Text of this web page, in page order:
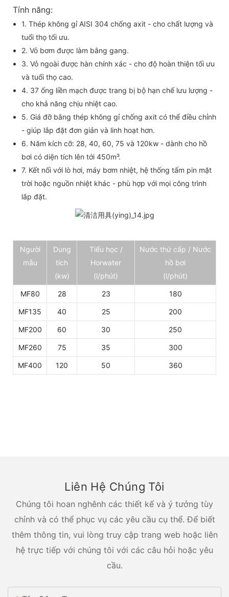
Tính năng:
1. Thép không gỉ AISI 304 chống axit - cho chất lượng và
tuổi thọ tối ưu.
2. Vỏ bơm được làm bằng gang.
3. Vỏ ngoài được hàn chính xác - cho độ hoàn thiện tối ưu
và tuổi thọ cao.
4. 37 ống liền mạch được trang bị bộ hạn chế lưu lượng -
cho khả năng chịu nhiệt cao.
5. Giá đỡ bằng thép không gỉ chống axit có thể điều chỉnh
- giúp lắp đặt đơn giản và linh hoạt hơn.
6. Năm kích cỡ: 28, 40, 60, 75 và 120kw - dành cho hồ
bơi có diện tích lên tới 450m³.
7. Kết nối với lò hơi, máy bơm nhiệt, hệ thống tấm pin mặt
trời hoặc nguồn nhiệt khác - phù hợp với mọi công trình
lắp đặt.
Người
mẫu
Dung
tích
(kw)
Tiểu học /
Horwater
(l/phút)
Nước thứ cấp / Nước
hồ bơi
(l/phút)
MF80 28 23 180
MF135 40 25 200
MF200 60 30 250
MF260 75 35 300
MF400 120 50 360
Liên Hệ Chúng Tôi
Chúng tôi hoan nghênh các thiết kế và ý tưởng tùy
chỉnh và có thể phục vụ các yêu cầu cụ thể. Để biết
thêm thông tin, vui lòng truy cập trang web hoặc liên
hệ trực tiếp với chúng tôi với các câu hỏi hoặc yêu
cầu.